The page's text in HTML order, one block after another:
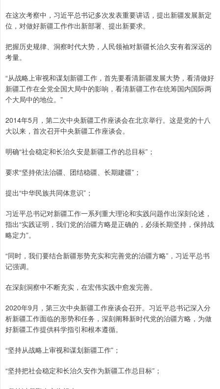
在这次考察中，习近平总书记多次发表重要讲话，提出新疆发展新定
位，对做好新疆工作作出新部署、提出新要求。
把握历史规律、洞察时代大势，人民领袖对新疆长治久安有着深远的
考量。
“从战略上审视和谋划新疆工作，首先要看清新疆发展大势，看清做好
新疆工作在全党全国大局中的影响，看清新疆工作在统筹国内国际两
个大局中的地位。”
2014年5月，第二次中央新疆工作座谈会在北京举行。这是党的十八
大以来，首次召开中央新疆工作座谈会。
明确“社会稳定和长治久安是新疆工作的总目标”；
要求“坚持依法治疆、团结稳疆、长期建疆”；
提出“中华民族共同体意识”；
习近平总书记对新疆工作一系列重大理论和实践问题作出深刻论述，
指出“实践证明，我们党的治疆方略是正确的，必须长期坚持，保持战
略定力”。
“同时，我们要结合新疆形势充实和完善党的治疆方略”，习近平总书
记强调。
在深刻洞察中不断充实，在宏伟实践中愈发完善。
2020年9月，第三次中央新疆工作座谈会召开。习近平总书记深入分
析新疆工作面临的形势和任务，深刻阐释新时代党的治疆方略，为做
好新疆工作提供科学指引和根本遵循。
“坚持从战略上审视和谋划新疆工作”；
“坚持把社会稳定和长治久安作为新疆工作总目标”；